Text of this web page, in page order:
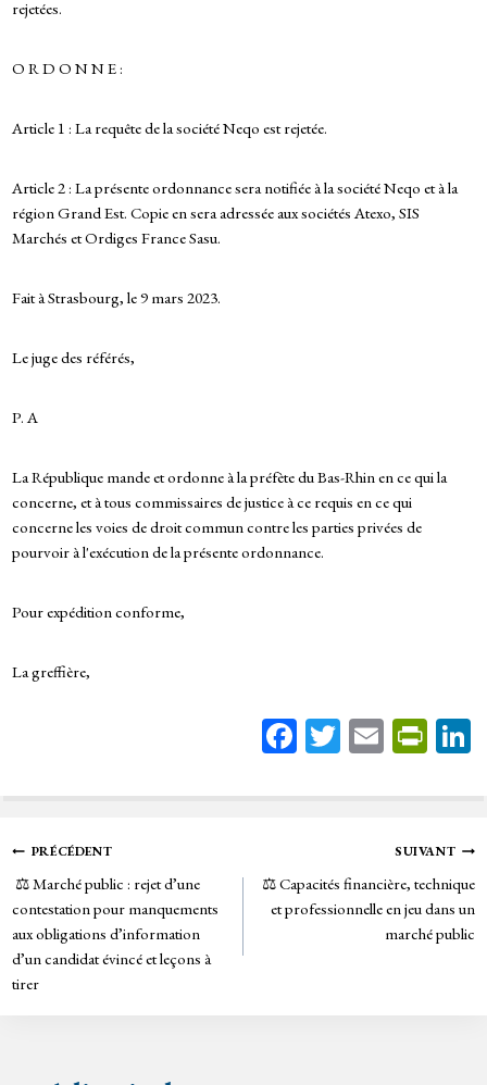
rejetées.
O R D O N N E :
Article 1 : La requête de la société Neqo est rejetée.
Article 2 : La présente ordonnance sera notifiée à la société Neqo et à la
région Grand Est. Copie en sera adressée aux sociétés Atexo, SIS
Marchés et Ordiges France Sasu.
Fait à Strasbourg, le 9 mars 2023.
Le juge des référés,
P. A
La République mande et ordonne à la préfète du Bas-Rhin en ce qui la
concerne, et à tous commissaires de justice à ce requis en ce qui
concerne les voies de droit commun contre les parties privées de
pourvoir à l'exécution de la présente ordonnance.
Pour expédition conforme,
La greffière,
Fa
bo
T
tt
E
ail
Pr
tF
rie
n
dl
y
Navigation
de
l’article
PRÉCÉDENT
⚖️ Marché public : rejet d’une
contestation pour manquements
aux obligations d’information
d’un candidat évincé et leçons à
tirer
SUIVANT
⚖️ Capacités financière, technique
et professionnelle en jeu dans un
marché public